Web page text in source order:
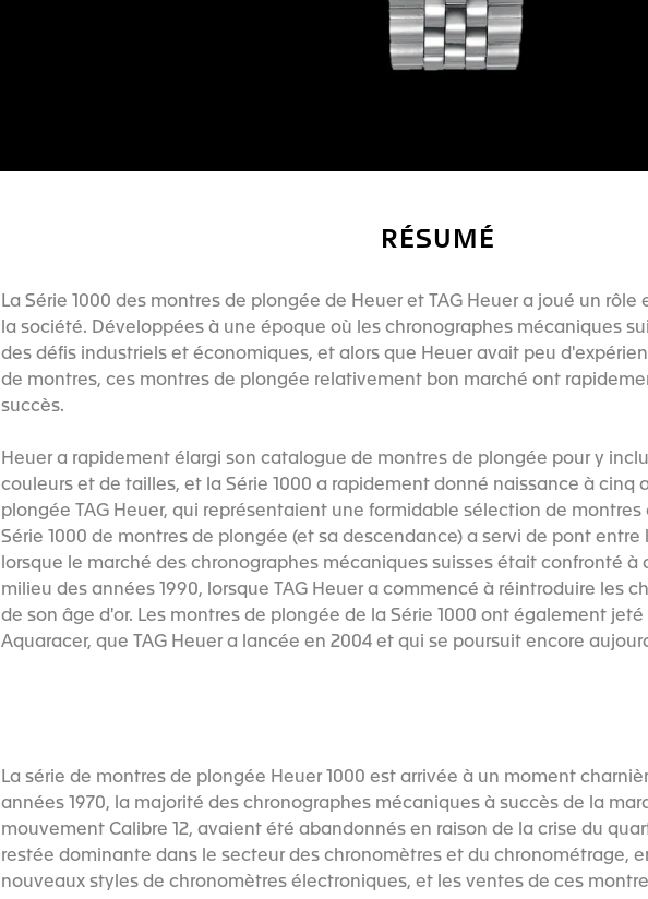
RÉSUMÉ
La Série 1000 des montres de plongée de Heuer et TAG Heuer a joué un
la société. Développées à une époque où les chronographes mécaniques
des défis industriels et économiques, et alors que Heuer avait peu
de montres, ces montres de plongée relativement bon marché ont
succès.
Heuer a rapidement élargi son catalogue de montres de plongée pour y
couleurs et de tailles, et la Série 1000 a rapidement donné naissance à cinq
plongée TAG Heuer, qui représentaient une formidable sélection de montres
Série 1000 de montres de plongée (et sa descendance) a servi de pont entre
lorsque le marché des chronographes mécaniques suisses était confronté à
milieu des années 1990, lorsque TAG Heuer a commencé à réintroduire les
de son âge d'or. Les montres de plongée de la Série 1000 ont également
Aquaracer, que TAG Heuer a lancée en 2004 et qui se poursuit encore
La série de montres de plongée Heuer 1000 est arrivée à un moment
années 1970, la majorité des chronographes mécaniques à succès de la
mouvement Calibre 12, avaient été abandonnés en raison de la crise du
restée dominante dans le secteur des chronomètres et du chronométrage,
nouveaux styles de chronomètres électroniques, et les ventes de ces